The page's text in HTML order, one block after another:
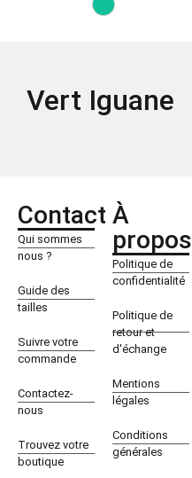
Vert Iguane
Contact
Qui sommes
nous ?
Guide des
tailles
Suivre votre
commande
Contactez-
nous
Trouvez votre
boutique
À
propos
Politique de
confidentialité
Politique de
retour et
d'échange
Mentions
légales
Conditions
générales